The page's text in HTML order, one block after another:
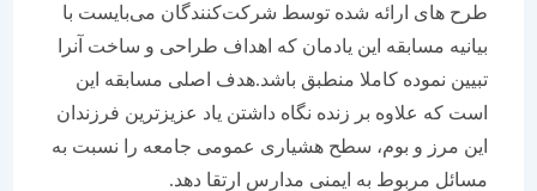
طرح های ارائه شده توسط شرکت‌کنندگان می‌بایست با
بیانیه مسابقه این یادمان که اهداف طراحی و ساخت آنرا
تبیین نموده کاملا منطبق باشد.هدف اصلی مسابقه این
است که علاوه بر زنده نگاه داشتن یاد عزیزترین فرزندان
این مرز و بوم، سطح هشیاری عمومی جامعه را نسبت به
مسائل مربوط به ایمنی مدارس ارتقا دهد.